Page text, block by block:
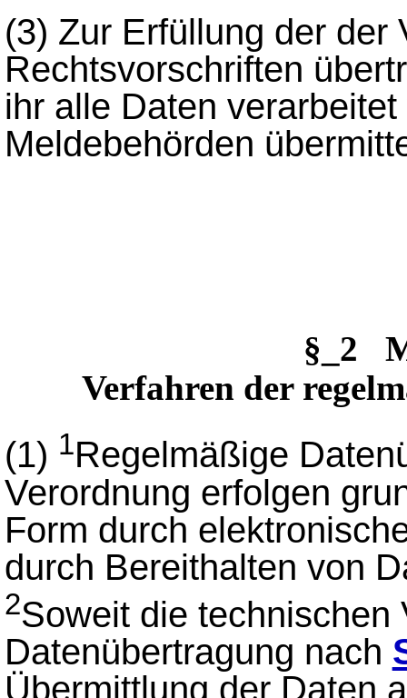
(3) Zur Erfüllung der der
Rechtsvorschriften
ihr alle Daten
Meldebehörden
§_2
Verfahren der
(1) 1Regelmäßige
Verordnung erfolgen
Form durch
durch Bereithalten von
2Soweit die technischen
Datenübertragung nach
Übermittlung der Daten